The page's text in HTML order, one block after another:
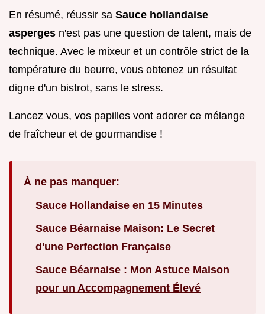
En résumé, réussir sa Sauce hollandaise
asperges n'est pas une question de talent, mais de
technique. Avec le mixeur et un contrôle strict de la
température du beurre, vous obtenez un résultat
digne d'un bistrot, sans le stress.
Lancez vous, vos papilles vont adorer ce mélange
de fraîcheur et de gourmandise !
À ne pas manquer:
Sauce Hollandaise en 15 Minutes
Sauce Béarnaise Maison: Le Secret
d'une Perfection Française
Sauce Béarnaise : Mon Astuce Maison
pour un Accompagnement Élevé